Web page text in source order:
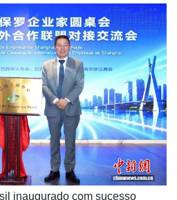
inaugurado com sucesso